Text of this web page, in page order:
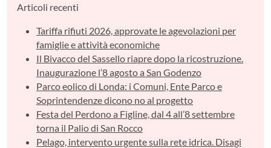
Articoli recenti
Tariffa rifiuti 2026, approvate le agevolazioni per
famiglie e attività economiche
Il Bivacco del Sassello riapre dopo la ricostruzione.
Inaugurazione l’8 agosto a San Godenzo
Parco eolico di Londa: i Comuni, Ente Parco e
Soprintendenze dicono no al progetto
Festa del Perdono a Figline, dal 4 all’8 settembre
torna il Palio di San Rocco
Pelago, intervento urgente sulla rete idrica. Disagi